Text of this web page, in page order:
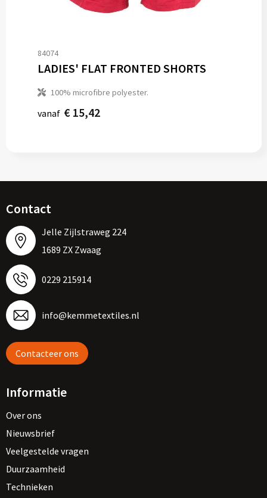
84074
LADIES' FLAT FRONTED SHORTS
100% microfibre polyester.
vanaf € 15,42
Contact
Jelle Zijlstraweg 224
1689 ZX Zwaag
0229 215914
info@kemmetextiles.nl
Contacteer ons
Informatie
Over ons
Nieuwsbrief
Veelgestelde vragen
Duurzaamheid
Technieken